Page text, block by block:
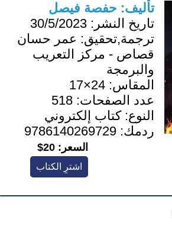
تأليف: حفصة فيصل
تاريخ النشر: 30/5/2023
ترجمة,تحقيق: عمر حسان
قصاص - مركز التعريب
والبرمجة
المقاس: 24×17
عدد الصفحات: 518
النوع:كتاب إلكتروني
ردمك: 9786140269729
السعر: 20$
اشترِ الكتاب